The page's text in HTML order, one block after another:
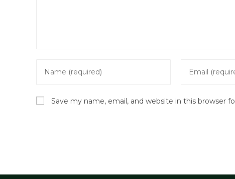
your
or
your
address
Save my name, email, and website in this browser